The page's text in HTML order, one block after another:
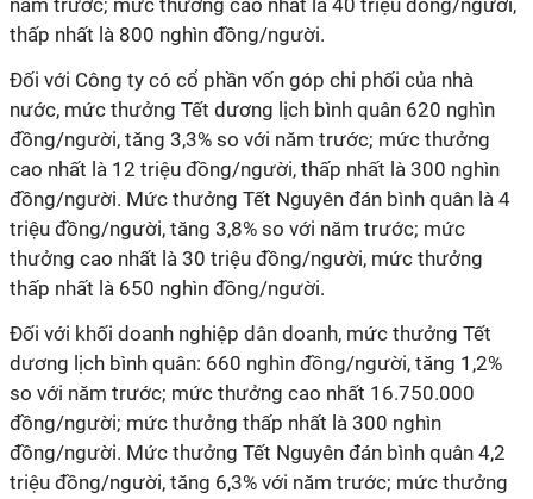
năm trước; mức thưởng cao nhất là 40 triệu đồng/người,
thấp nhất là 800 nghìn đồng/người.
Đối với Công ty có cổ phần vốn góp chi phối của nhà
nước, mức thưởng Tết dương lịch bình quân 620 nghìn
đồng/người, tăng 3,3% so với năm trước; mức thưởng
cao nhất là 12 triệu đồng/người, thấp nhất là 300 nghìn
đồng/người. Mức thưởng Tết Nguyên đán bình quân là 4
triệu đồng/người, tăng 3,8% so với năm trước; mức
thưởng cao nhất là 30 triệu đồng/người, mức thưởng
thấp nhất là 650 nghìn đồng/người.
Đối với khối doanh nghiệp dân doanh, mức thưởng Tết
dương lịch bình quân: 660 nghìn đồng/người, tăng 1,2%
so với năm trước; mức thưởng cao nhất 16.750.000
đồng/người; mức thưởng thấp nhất là 300 nghìn
đồng/người. Mức thưởng Tết Nguyên đán bình quân 4,2
triệu đồng/người, tăng 6,3% với năm trước; mức thưởng